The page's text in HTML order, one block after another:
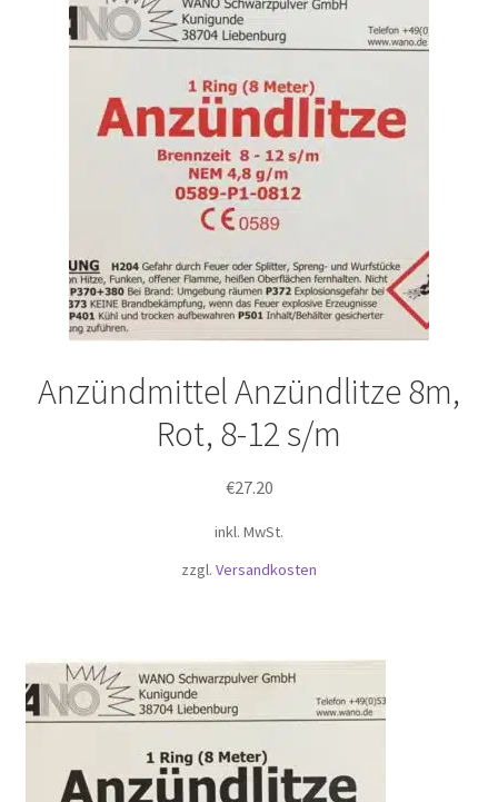
Anzündmittel Anzündlitze 8m,
Rot, 8-12 s/m
€27.20
inkl. MwSt.
zzgl. Versandkosten